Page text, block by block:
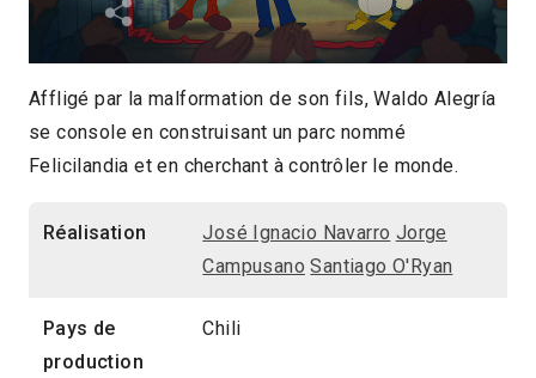
José Ignacio Navarro Jorge Campusano
Santiago O'Ryan
2019 > Imaginaires animés
Affligé par la malformation de son fils, Waldo Alegría
se console en construisant un parc nommé
Felicilandia et en cherchant à contrôler le monde.
Réalisation José Ignacio Navarro Jorge
Campusano Santiago O'Ryan
Pays de
production
Chili